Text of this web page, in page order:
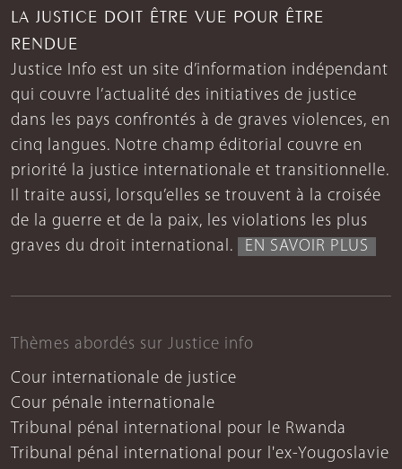
LA JUSTICE DOIT ÊTRE VUE POUR ÊTRE
RENDUE
Justice Info est un site d’information indépendant
qui couvre l’actualité des initiatives de justice
dans les pays confrontés à de graves violences, en
cinq langues. Notre champ éditorial couvre en
priorité la justice internationale et transitionnelle.
Il traite aussi, lorsqu’elles se trouvent à la croisée
de la guerre et de la paix, les violations les plus
graves du droit international.
EN SAVOIR PLUS
Thèmes abordés sur Justice info
Cour internationale de justice
Cour pénale internationale
Tribunal pénal international pour le Rwanda
Tribunal pénal international pour l'ex-Yougoslavie